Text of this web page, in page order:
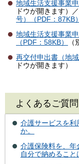
地域生活支援事業
ドウが開きます）／
号）（PDF：87KB）
地域生活支援事業
（PDF：58KB）
再交付申出書（地
ドウが開きます）
よくあるご質問
介護サービスを利
か。
介護保険料を、年
自分で納めること